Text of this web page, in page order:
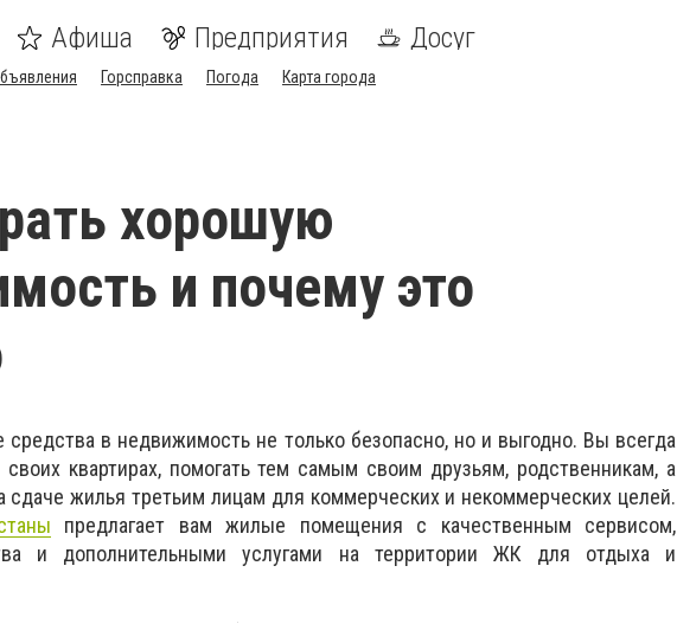
Афиша Предприятия Досуг
Горсправка Погода Карта города
хорошую
и почему это
в недвижимость не только безопасно, но и выгодно. Вы всегда
квартирах, помогать тем самым своим друзьям, родственникам, а
сдаче жилья третьим лицам для коммерческих и некоммерческих целей.
предлагает вам жилые помещения с качественным сервисом,
и дополнительными услугами на территории ЖК для отдыха и